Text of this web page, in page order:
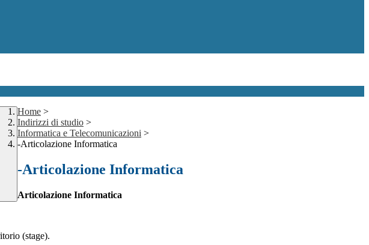
Home >
Indirizzi di studio >
Informatica e Telecomunicazioni >
-Articolazione Informatica
-Articolazione Informatica
Articolazione Informatica
(stage).